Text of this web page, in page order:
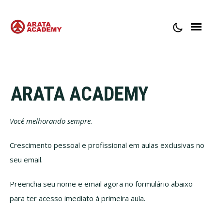
ARATA ACADEMY
Você melhorando sempre.
Crescimento pessoal e profissional em aulas exclusivas no
seu email.
Preencha seu nome e email agora no formulário abaixo
para ter acesso imediato à primeira aula.